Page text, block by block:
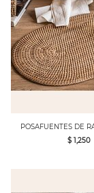
POSAFUENTES DE
$ 1,250